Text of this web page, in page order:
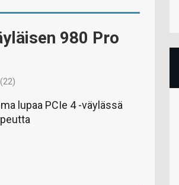
980 Pro
lupaa PCIe 4 -väylässä